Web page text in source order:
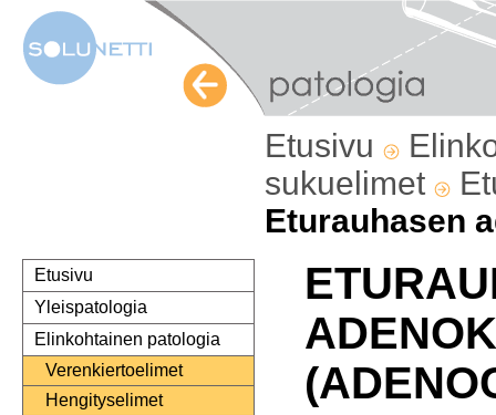
Etusivu
sukuelimet
Eturauhasen
Etusivu
Yleispatologia
Elinkohtainen patologia
Verenkiertoelimet
Hengityselimet